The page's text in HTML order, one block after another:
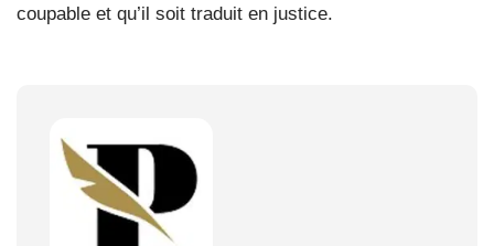
coupable et qu’il soit traduit en justice.